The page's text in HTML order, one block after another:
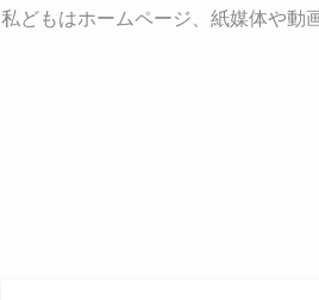
私どもはホームページ、紙媒体や動